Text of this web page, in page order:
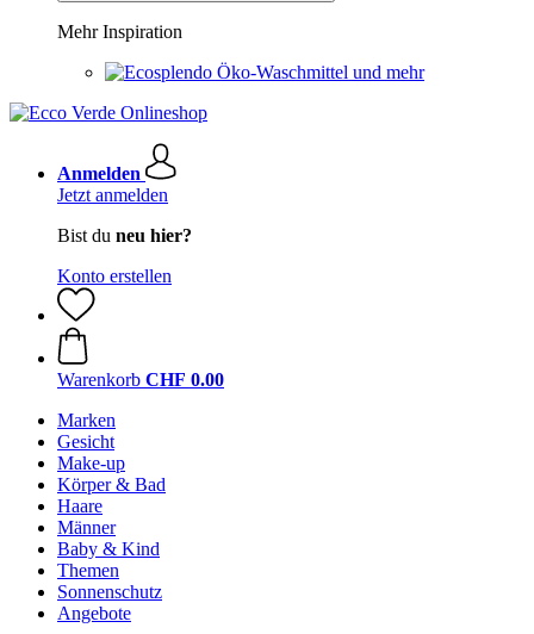
Mehr Inspiration
Öko-Waschmittel und mehr
Anmelden
Jetzt anmelden
Bist du neu hier?
Konto erstellen
Warenkorb CHF 0.00
Marken
Gesicht
Make-up
Körper & Bad
Haare
Männer
Baby & Kind
Themen
Sonnenschutz
Angebote